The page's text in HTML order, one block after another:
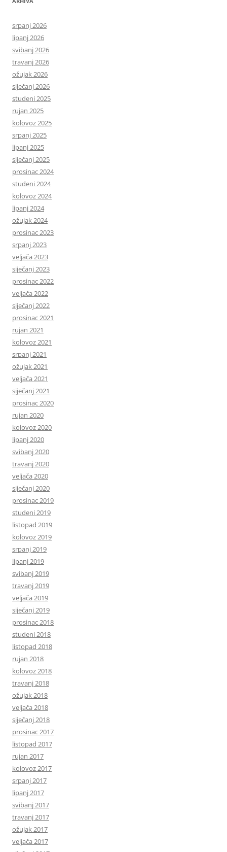
srpanj 2026
lipanj 2026
svibanj 2026
travanj 2026
ožujak 2026
siječanj 2026
studeni 2025
rujan 2025
kolovoz 2025
srpanj 2025
lipanj 2025
siječanj 2025
prosinac 2024
studeni 2024
kolovoz 2024
lipanj 2024
ožujak 2024
prosinac 2023
srpanj 2023
veljača 2023
siječanj 2023
prosinac 2022
veljača 2022
siječanj 2022
prosinac 2021
rujan 2021
kolovoz 2021
srpanj 2021
ožujak 2021
veljača 2021
siječanj 2021
prosinac 2020
rujan 2020
kolovoz 2020
lipanj 2020
svibanj 2020
travanj 2020
veljača 2020
siječanj 2020
prosinac 2019
studeni 2019
listopad 2019
kolovoz 2019
srpanj 2019
lipanj 2019
svibanj 2019
travanj 2019
veljača 2019
siječanj 2019
prosinac 2018
studeni 2018
listopad 2018
rujan 2018
kolovoz 2018
travanj 2018
ožujak 2018
veljača 2018
siječanj 2018
prosinac 2017
listopad 2017
rujan 2017
kolovoz 2017
srpanj 2017
lipanj 2017
svibanj 2017
travanj 2017
ožujak 2017
veljača 2017